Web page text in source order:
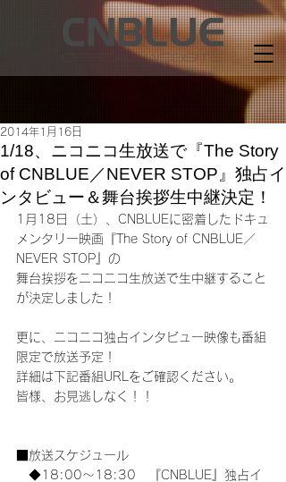
1/18、ニコニコ生放送で『The Story
of CNBLUE／NEVER STOP』独占イ
ンタビュー＆舞台挨拶生中継決定！
2014年1月16日
1月18日（土）、CNBLUEに密着したドキュ
メンタリー映画『The Story of CNBLUE／
NEVER STOP』の
舞台挨拶をニコニコ生放送で生中継すること
が決定しました！
更に、ニコニコ独占インタビュー映像も番組
限定で放送予定！
詳細は下記番組URLをご確認ください。
皆様、お見逃しなく！！
■放送スケジュール
◆18:00～18:30　『CNBLUE』独占イ